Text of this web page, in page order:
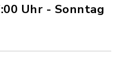
Uhr - Sonntag